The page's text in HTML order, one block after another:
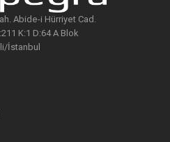
Abide-i Hürriyet Cad.
K:1 D:64 A Blok
İstanbul